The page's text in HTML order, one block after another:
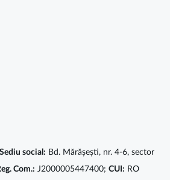
Sediu social: Bd. Mărășești, nr. 4-6, sector
Com.: J2000005447400; CUI: RO